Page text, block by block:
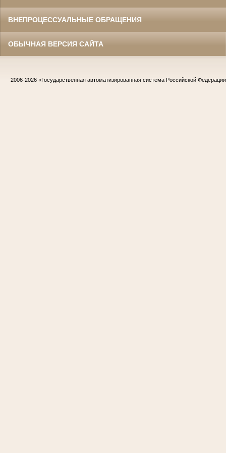
ВНЕПРОЦЕССУАЛЬНЫЕ ОБРАЩЕНИЯ
ОБЫЧНАЯ ВЕРСИЯ САЙТА
2006-2026 «Государственная автоматизированная система Российской